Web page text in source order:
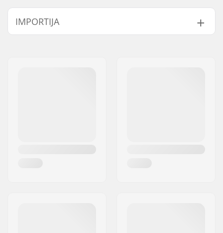
Sugu:
Unisex
Kaitse:
polyethylene caps,
IMPORTIJA